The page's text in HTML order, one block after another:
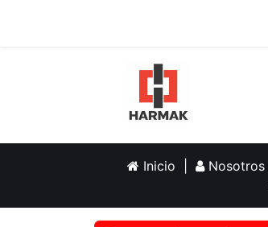
Inicio Nosotros